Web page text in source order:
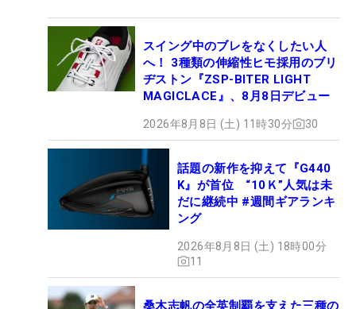
スイング中のブレをなくしたい人
へ！ 3種類の伸縮性ヒモ採用のブリ
ヂストン『ZSP-BITER LIGHT
MAGICLACE』、8月8日デビュー
2026年8月8日 (土) 11時30分 30
話題の新作を抑えて『G440
K』が首位 “10Ｋ”人気は未
だに継続中 #週間ギアランキ
ング
2026年8月8日 (土) 18時00分
11
桑木志帆の全英制覇を支えた三種の